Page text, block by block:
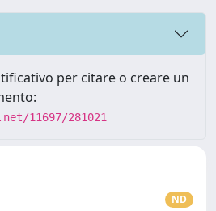
per citare o creare un
11697/281021
ND